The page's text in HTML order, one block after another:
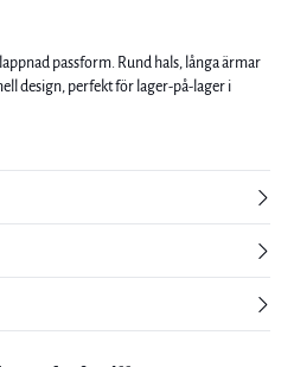
passform. Rund hals, långa ärmar
design, perfekt för lager-på-lager i